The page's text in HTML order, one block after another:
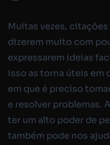
Muitas vezes,
dizerem muito com
expressarem ideias
Isso as torna úteis
em que é preciso
e resolver problemas.
ter um alto poder de
também pode nos